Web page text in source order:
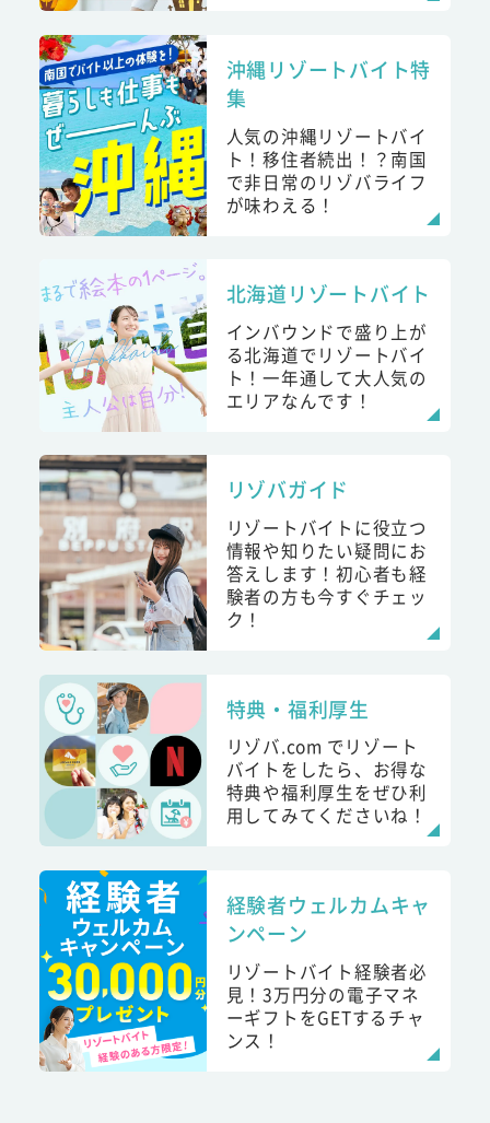
沖縄リゾートバイト特
集
人気の沖縄リゾートバイ
ト！移住者続出！？南国
で非日常のリゾバライフ
が味わえる！
北海道リゾートバイト
インバウンドで盛り上が
る北海道でリゾートバイ
ト！一年通して大人気の
エリアなんです！
リゾバガイド
リゾートバイトに役立つ
情報や知りたい疑問にお
答えします！初心者も経
験者の方も今すぐチェッ
ク！
特典・福利厚生
リゾバ.com でリゾート
バイトをしたら、お得な
特典や福利厚生をぜひ利
用してみてくださいね！
経験者ウェルカムキャ
ンペーン
リゾートバイト経験者必
見！3万円分の電子マネ
ーギフトをGETするチャ
ンス！